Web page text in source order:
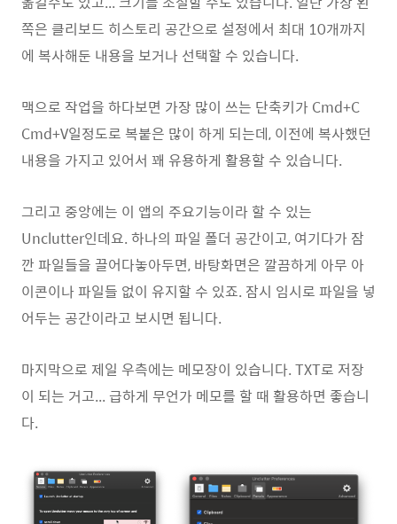
쪽은 클리보드 히스토리 공간으로 설정에서 최대 10개까지
에 복사해둔 내용을 보거나 선택할 수 있습니다.
맥으로 작업을 하다보면 가장 많이 쓰는 단축키가 Cmd+C
Cmd+V일정도로 복붙은 많이 하게 되는데, 이전에 복사했던
내용을 가지고 있어서 꽤 유용하게 활용할 수 있습니다.
그리고 중앙에는 이 앱의 주요기능이라 할 수 있는
Unclutter인데요. 하나의 파일 폴더 공간이고, 여기다가 잠
깐 파일들을 끌어다놓아두면, 바탕화면은 깔끔하게 아무 아
이콘이나 파일들 없이 유지할 수 있죠. 잠시 임시로 파일을 넣
어두는 공간이라고 보시면 됩니다.
마지막으로 제일 우측에는 메모장이 있습니다. TXT로 저장
이 되는 거고... 급하게 무언가 메모를 할 때 활용하면 좋습니
다.